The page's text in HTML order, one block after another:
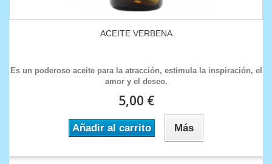
ACEITE VERBENA
Es un poderoso aceite para la atracción, estimula la inspiración, el
amor y el deseo.
5,00 €
Añadir al carrito Más